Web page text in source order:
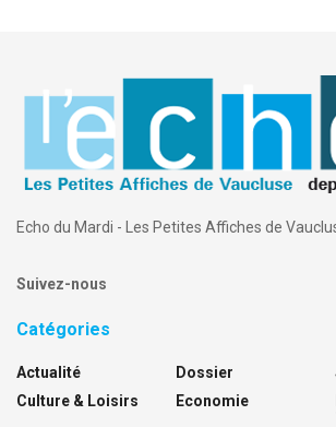
Echo du Mardi - Les Petites Affiches de
Suivez-nous
Catégories
Actualité
Culture & Loisirs
Dossier
Economie